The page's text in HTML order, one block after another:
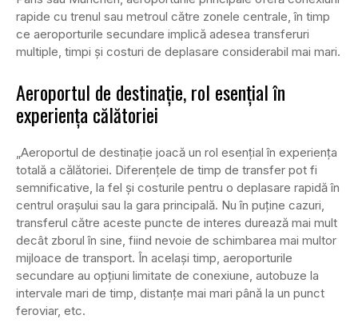
rapide cu trenul sau metroul către zonele centrale, în timp
ce aeroporturile secundare implică adesea transferuri
multiple, timpi și costuri de deplasare considerabil mai mari.
Aeroportul de destinație, rol esențial în
experiența călătoriei
„Aeroportul de destinație joacă un rol esențial în experiența
totală a călătoriei. Diferențele de timp de transfer pot fi
semnificative, la fel și costurile pentru o deplasare rapidă în
centrul orașului sau la gara principală. Nu în puține cazuri,
transferul către aceste puncte de interes durează mai mult
decât zborul în sine, fiind nevoie de schimbarea mai multor
mijloace de transport. În acelaşi timp, aeroporturile
secundare au opţiuni limitate de conexiune, autobuze la
intervale mari de timp, distanţe mai mari până la un punct
feroviar, etc.